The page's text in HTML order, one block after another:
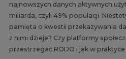
najnowszych danych aktywnych
miliarda, czyli 49% populacji.
pamięta o kwestii przekazywania
z nimi dzieje? Czy platformy
przestrzegać RODO i jak w